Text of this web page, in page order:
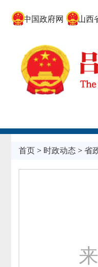
中国政府网 山西省
首页> 时政动态> 省